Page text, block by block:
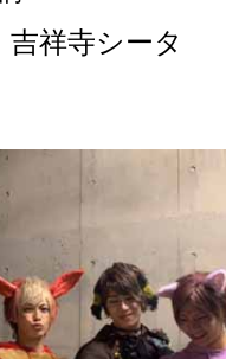
吉祥寺シータ